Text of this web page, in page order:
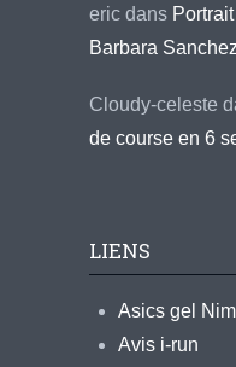
eric dans
Barbara
Cloudy-celeste
de course en 6
LIENS
Asics gel
Avis i-run